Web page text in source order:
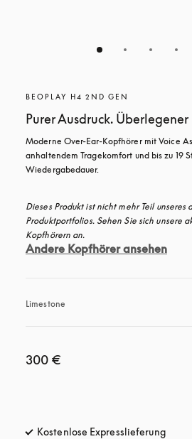
BEOPLAY H4 2ND GEN
Purer Ausdruck.
Moderne Over-Ear-Kopfhörer mit Voice
anhaltendem Tragekomfort und bis zu 19
Wiedergabedauer.
Dieses Produkt ist nicht mehr Teil unseres
Produktportfolios. Sehen Sie sich unsere
Kopfhörern an.
Andere Kopfhörer ansehen
Limestone
300 €
Kostenlose Expresslieferungöffnet